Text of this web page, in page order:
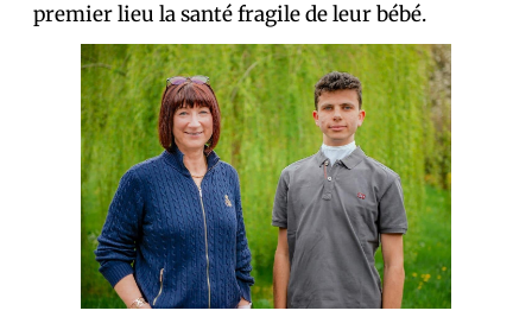
premier lieu la santé fragile de leur bébé.